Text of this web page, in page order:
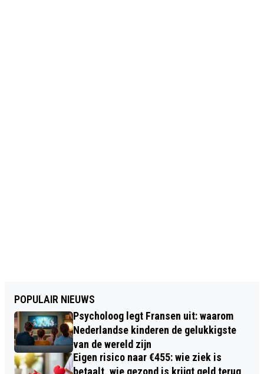
POPULAIR NIEUWS
Psycholoog legt Fransen uit: waarom
Nederlandse kinderen de gelukkigste
van de wereld zijn
Eigen risico naar €455: wie ziek is